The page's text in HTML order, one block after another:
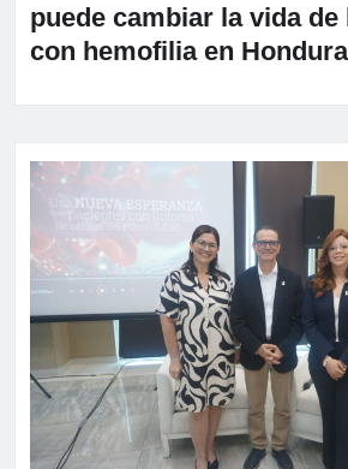
puede cambiar la vida
con hemofilia en